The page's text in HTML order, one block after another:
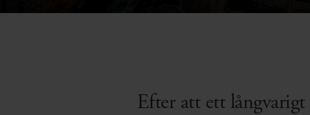
Efter att ett